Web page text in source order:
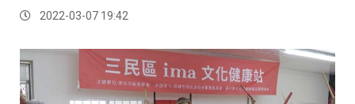
2022-03-07 19:42